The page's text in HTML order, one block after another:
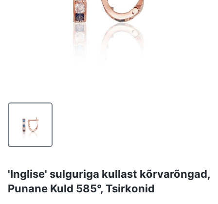
'Inglise' sulguriga kullast kõrvarõngad,
Punane Kuld 585°, Tsirkonid